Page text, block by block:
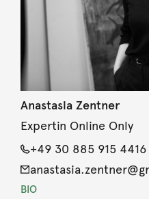
Anastasia Zentner
Expertin Online Only
+49 30 885 915 4416
BIO